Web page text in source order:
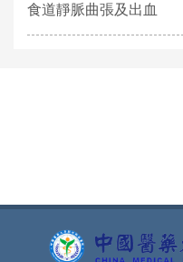
食道靜脈曲張及出血